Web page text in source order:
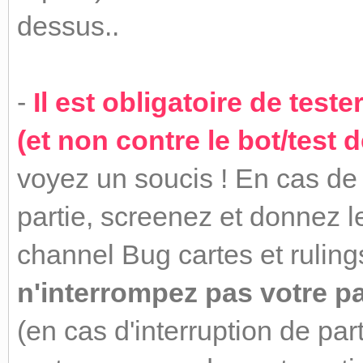
dessus..
- Il est obligatoire de
(et non contre le bot/test
voyez un soucis ! En cas
partie, screenez et donnez
channel Bug cartes et
n'interrompez pas votre
(en cas d'interruption de